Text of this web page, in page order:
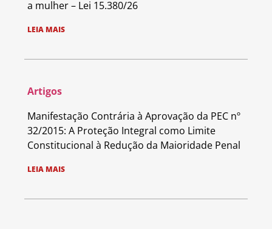
a mulher – Lei 15.380/26
LEIA MAIS
Artigos
Manifestação Contrária à Aprovação da PEC nº
32/2015: A Proteção Integral como Limite
Constitucional à Redução da Maioridade Penal
LEIA MAIS